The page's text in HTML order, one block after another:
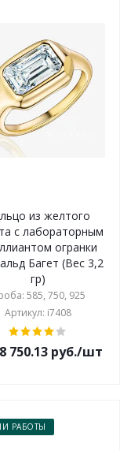
из желтого
с лабораторным
огранки
Багет (Вес 3,2
гр)
585, 750, 925
Артикул: i7408
750.13 руб./шт
РАБОТЫ